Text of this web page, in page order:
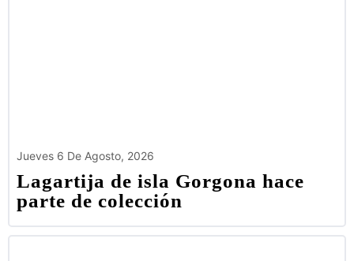
Jueves 6 De Agosto, 2026
Lagartija de isla Gorgona hace
parte de colección